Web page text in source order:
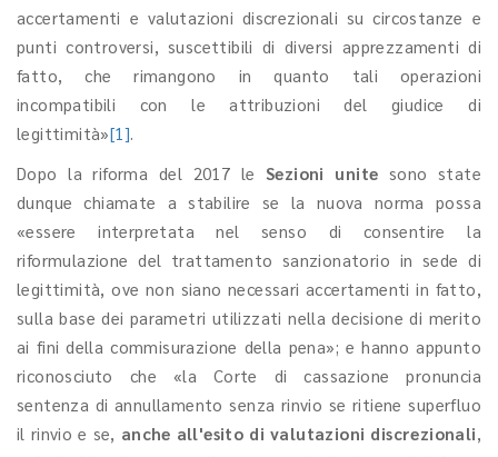
accertamenti e valutazioni discrezionali su circostanze e
punti controversi, suscettibili di diversi apprezzamenti di
fatto, che rimangono in quanto tali operazioni
incompatibili con le attribuzioni del giudice di
legittimità»[1].
Dopo la riforma del 2017 le Sezioni unite sono state
dunque chiamate a stabilire se la nuova norma possa
«essere interpretata nel senso di consentire la
riformulazione del trattamento sanzionatorio in sede di
legittimità, ove non siano necessari accertamenti in fatto,
sulla base dei parametri utilizzati nella decisione di merito
ai fini della commisurazione della pena»; e hanno appunto
riconosciuto che «la Corte di cassazione pronuncia
sentenza di annullamento senza rinvio se ritiene superfluo
il rinvio e se, anche all'esito di valutazioni discrezionali,